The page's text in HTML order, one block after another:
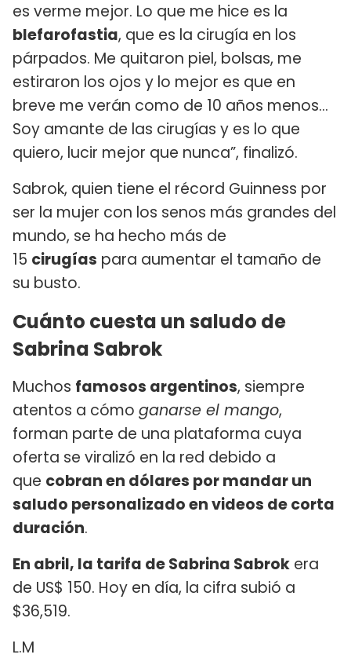
es verme mejor. Lo que me hice es la
blefarofastia, que es la cirugía en los
párpados. Me quitaron piel, bolsas, me
estiraron los ojos y lo mejor es que en
breve me verán como de 10 años menos...
Soy amante de las cirugías y es lo que
quiero, lucir mejor que nunca”, finalizó.
Sabrok, quien tiene el récord Guinness por
ser la mujer con los senos más grandes del
mundo, se ha hecho más de
15 cirugías para aumentar el tamaño de
su busto.
Cuánto cuesta un saludo de
Sabrina Sabrok
Muchos famosos argentinos, siempre
atentos a cómo ganarse el mango,
forman parte de una plataforma cuya
oferta se viralizó en la red debido a
que cobran en dólares por mandar un
saludo personalizado en videos de corta
duración.
En abril, la tarifa de Sabrina Sabrok era
de US$ 150. Hoy en día, la cifra subió a
$36,519.
L.M